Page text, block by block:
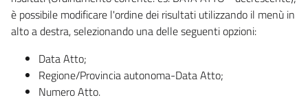
è possibile modificare l'ordine dei risultati utilizzando il menù in
alto a destra, selezionando una delle seguenti opzioni:
Data Atto;
Regione/Provincia autonoma-Data Atto;
Numero Atto.